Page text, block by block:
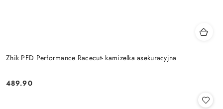
Zhik PFD Performance Racecut- kamizelka asekuracyjna
Cena:
489.90